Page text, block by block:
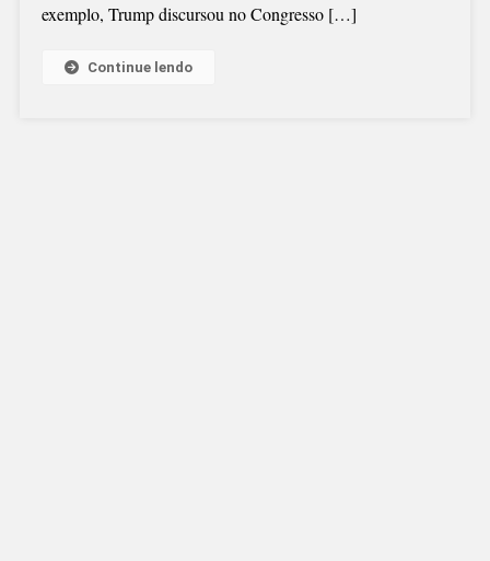
exemplo, Trump discursou no Congresso […]
Continue lendo